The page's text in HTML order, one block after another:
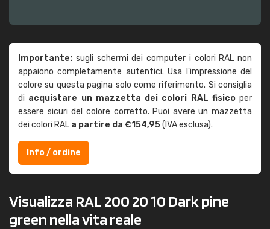
Importante: sugli schermi dei computer i colori RAL non
appaiono completamente autentici. Usa l'impressione del
colore su questa pagina solo come riferimento. Si consiglia
di acquistare un mazzetta dei colori RAL fisicoper
essere sicuri del colore corretto. Puoi avere un mazzetta
dei colori RAL a partire da €154,95(IVA esclusa).
Info / ordine
Visualizza RAL 200 20 10 Dark pine
green nella vita reale